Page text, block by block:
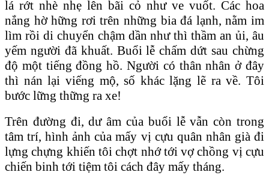
lá rớt nhè nhẹ lên bãi cỏ như ve vuốt. Các hoa
nắng hờ hững rơi trên những bia đá lạnh, nằm im
lìm rồi di chuyển chậm dần như thì thầm an ủi, âu
yếm người đã khuất. Buổi lễ chấm dứt sau chừng
độ một tiếng đồng hồ. Người có thân nhân ở đây
thì nán lại viếng mộ, số khác lặng lẽ ra về. Tôi
bước lững thững ra xe!
Trên đường đi, dư âm của buổi lễ vẫn còn trong
tâm trí, hình ảnh của mấy vị cựu quân nhân già đi
lựng chựng khiến tôi chợt nhớ tới vợ chồng vị cựu
chiến binh tới tiệm tôi cách đây mấy tháng.